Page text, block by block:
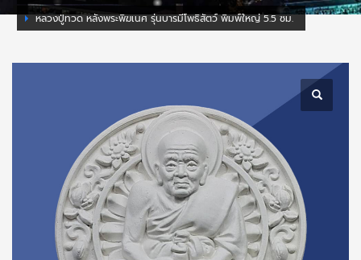
หลวงปู่ทวด หลังพระพิฆเนศ รุ่นบารมีโพธิสัตว์ พิมพ์ใหญ่ 5.5 ซม.